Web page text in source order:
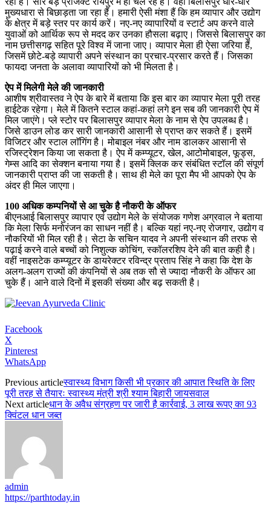
मुख्यधारा से बिछाड़ता जा रहा हैं। हमारी ऐसी मंशा हैं कि हम व्यापार और उद्योग
के क्षेत्र में बड़े स्तर पर कार्य करें। नए-नए व्यापारियों व स्टार्ट अप करने वाले
युवाओं को आर्थिक रूप से मदद कर उनका हौसला बढ़ाए। जिससे बिलासपुर का
नाम छत्तीसगढ़ सहित पूरे विश्व में जाना जाए। व्यापार मेला ही ऐसा जरिया हैं,
जिसमें छोटे-बड़े व्यापारी अपने संस्थान का प्रचार-प्रसार करते हैं। जिसका
फायदा जनता के अलावा व्यापारियों को भी मिलता है।
ऐप में मिलेगी मेले की जानकारी
आशीष श्रीवास्तव ने ऐप के बारे में बताया कि इस बार का व्यापार मेला पूरी तरह
हाईटेक रहेगा। मेले में कितने स्टाल कहां-कहां लगे इन सब की जानकारी ऐप में
मिल जाएंगे। प्ले स्टोर पर बिलासपुर व्यापार मेला के नाम से ऐप उपलब्ध है।
जिसे डाउन लोड कर सारी जानकारी आसानी से प्राप्त कर सकते हैं। इसमें
विजिटर और स्टाल लाॅगिंग है। मोबाइल नंबर और नाम डालकर आसानी से
रजिस्ट्रेशन किया जा सकता है। ऐप में कम्प्यूटर, खेल, आटोमोबाइल, फूड्स,
गेम्स आदि का सेक्शन बनाया गया है। इसमें क्लिक कर संबंधित स्टॉल की संपूर्ण
जानकारी प्राप्त की जा सकती है। साथ ही मेले का पूरा मैप भी आपको ऐप के
अंदर ही मिल जाएगा।
100 अधिक कम्पनियों से आ चुके है नौकरी के ऑफर
बीएनआई बिलासपुर व्यापार एवं उद्योग मेले के संयोजक गणेश अग्रवाल ने बताया
कि मेला सिर्फ मनोरंजन का साधन नहीं है। बल्कि यहां नए-नए रोजगार, उद्योग व
नौकरियों भी मिल रही है। सेटा के सचिन यादव ने अपनी संस्थान की तरफ से
पढ़ाई करने वाले बच्चों को निशुल्क कोचिंग, स्कॉलरशिप देने की बात कही है।
वहीं नाइसटेक कम्प्यूटर के डायरेक्टर रविन्द्र प्रताप सिंह ने कहा कि देश के
अलग-अलग राज्यों की कंपनियों से अब तक सौ से ज्यादा नौकरी के ऑफर आ
चुके हैं। आने वाले दिनों में इसकी संख्या और बढ़ सकती है।
Facebook
X
Pinterest
WhatsApp
Previous articleस्वास्थ्य विभाग किसी भी प्रकार की आपात स्थिति के लिए
पूरी तरह से तैयारः स्वास्थ्य मंत्री श्री श्याम बिहारी जायसवाल
Next articleधान के अवैध संग्रहण पर जारी है कार्रवाई, 3 लाख रूपए का 93
क्विंटल धान जब्त
admin
https://parthtoday.in